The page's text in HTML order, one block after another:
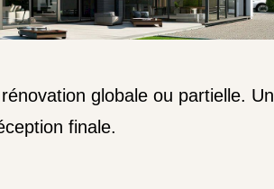
globale ou partielle. Un
finale.